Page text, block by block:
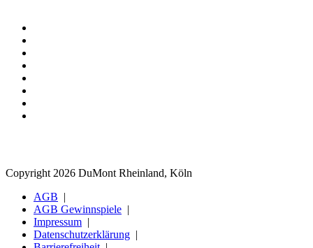
Copyright 2026 DuMont Rheinland, Köln
AGB
AGB Gewinnspiele
Impressum
Datenschutzerklärung